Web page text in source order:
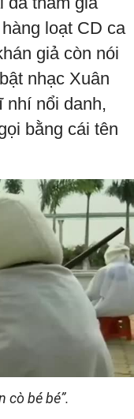
loạt CD ca
giả còn nói
nhạc Xuân
nhí nổi danh,
bằng cái tên
cò bé bé”.